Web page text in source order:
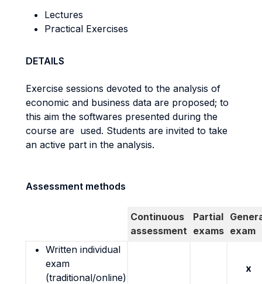
Lectures
Practical Exercises
DETAILS
Exercise sessions devoted to the analysis of
economic and business data are proposed; to
this aim the softwares presented during the
course are used. Students are invited to take
an active part in the analysis.
Assessment methods
Continuous
assessment
Partial
exams exam
Written individual
exam
(traditional/online)
x